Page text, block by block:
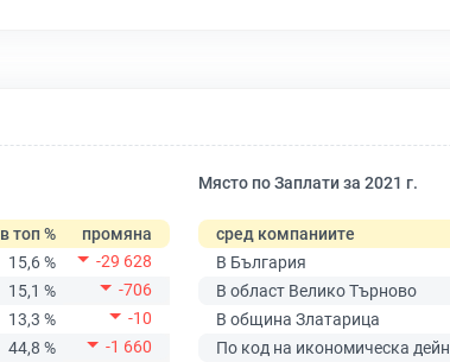
в топ %
промяна
15,6 %
-29 628
15,1 %
-706
13,3 %
-10
44,8 % -1 660
Място по Заплати за 2021 г.
сред компаниите
В България
В област Велико Търново
В община Златарица
По код на икономическа